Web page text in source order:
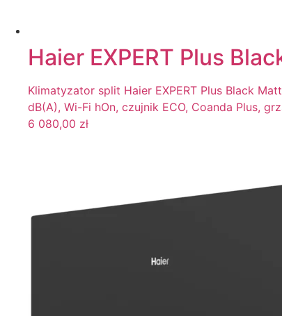
Haier EXPERT Plus
Klimatyzator split Haier EXPERT Plus Black
dB(A), Wi-Fi hOn, czujnik ECO, Coanda Plus,
6 080,00 zł